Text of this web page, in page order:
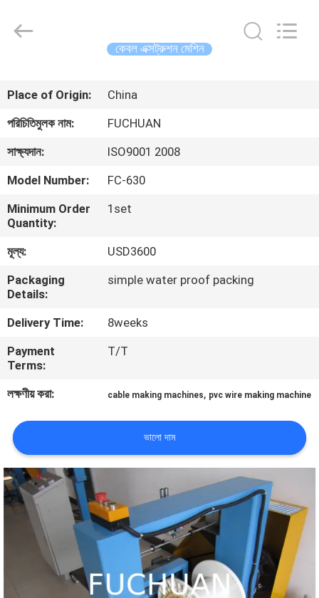
পণ্য
ভিআর
আমাদের
কারখানা
পরিদর্শন
গুণমান
নিয়ন্ত্রণ
আমাদের
সাথে
যোগাযোগ
and
Mechanical
কেবল এক্সট্রুশন মেশিন
Place of Origin:
China
পরিচিতিমুলক নাম:
FUCHUAN
সাক্ষ্যদান:
ISO9001 2008
Model Number:
FC-630
Minimum Order
Quantity:
1set
মূল্য:
USD3600
Packaging
Details:
simple water proof packing
Delivery Time:
8weeks
Payment
Terms:
T/T
লক্ষণীয় করা: cable making machines, pvc wire making machine
ভালো দাম